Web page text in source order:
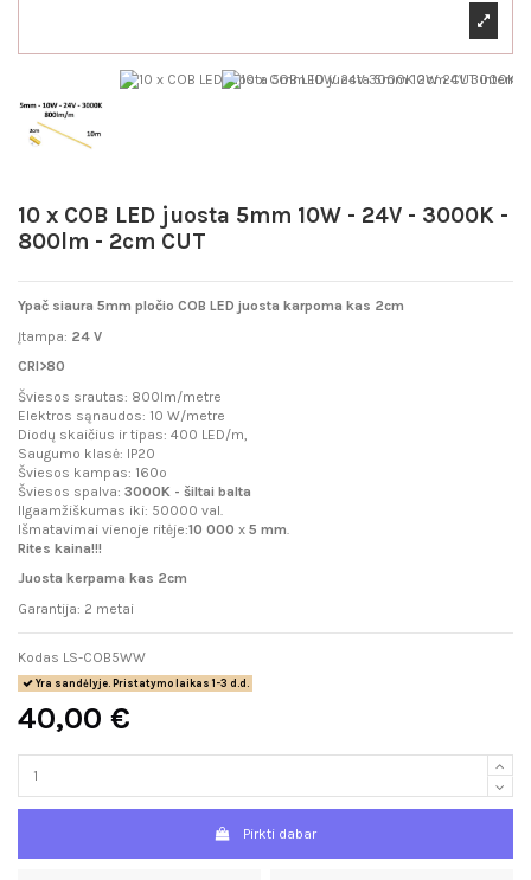
10 x COB LED juosta 5mm 10W - 24V - 3000K -
800lm - 2cm CUT
Ypač siaura 5mm pločio COB LED juosta karpoma kas 2cm
Įtampa: 24 V
CRI>80
Šviesos srautas: 800lm/metre
Elektros sąnaudos: 10 W/metre
Diodų skaičius ir tipas: 400 LED/m,
Saugumo klasė: IP20
Šviesos kampas: 160º
Šviesos spalva: 3000K - šiltai balta
Ilgaamžiškumas iki: 50000 val.
Išmatavimai vienoje ritėje:10 000 x 5 mm
Rites kaina!!!
Juosta kerpama kas 2cm
Garantija: 2 metai
Kodas LS-COB5WW
Yra sandėlyje. Pristatymo laikas 1-3 d.d.
40,00 €
Pirkti dabar